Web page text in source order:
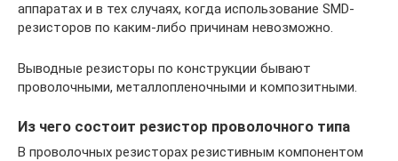
аппаратах и в тех случаях, когда использование SMD-
резисторов по каким-либо причинам невозможно.
Выводные резисторы по конструкции бывают
проволочными, металлопленочными и композитными.
Из чего состоит резистор проволочного типа
В проволочных резисторах резистивным компонентом